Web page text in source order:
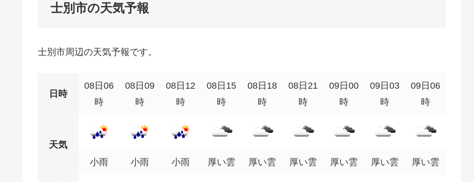
士別市の天気予報
士別市周辺の天気予報です。
日時
08日06
時
08日09
時
08日12
時
08日15
時
08日18
時
08日21
時
09日00
時
09日03
時
09日06
時
天気
小雨
小雨 小雨 厚い雲 厚い雲 厚い雲 厚い雲 厚い雲 厚い雲